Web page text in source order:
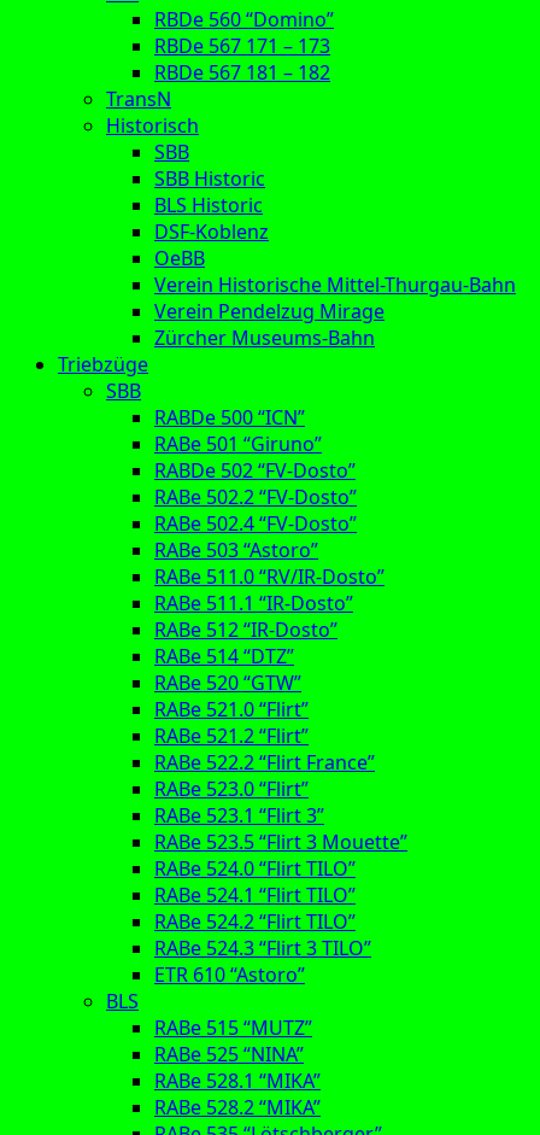
RBDe 560 “Domino”
RBDe 567 171 – 173
RBDe 567 181 – 182
TransN
Historisch
SBB
SBB Historic
BLS Historic
DSF-Koblenz
OeBB
Verein Historische Mittel-Thurgau-Bahn
Verein Pendelzug Mirage
Zürcher Museums-Bahn
Triebzüge
SBB
RABDe 500 “ICN”
RABe 501 “Giruno”
RABDe 502 “FV-Dosto”
RABe 502.2 “FV-Dosto”
RABe 502.4 “FV-Dosto”
RABe 503 “Astoro”
RABe 511.0 “RV/IR-Dosto”
RABe 511.1 “IR-Dosto”
RABe 512 “IR-Dosto”
RABe 514 “DTZ”
RABe 520 “GTW”
RABe 521.0 “Flirt”
RABe 521.2 “Flirt”
RABe 522.2 “Flirt France”
RABe 523.0 “Flirt”
RABe 523.1 “Flirt 3”
RABe 523.5 “Flirt 3 Mouette”
RABe 524.0 “Flirt TILO”
RABe 524.1 “Flirt TILO”
RABe 524.2 “Flirt TILO”
RABe 524.3 “Flirt 3 TILO”
ETR 610 “Astoro”
BLS
RABe 515 “MUTZ”
RABe 525 “NINA”
RABe 528.1 “MIKA”
RABe 528.2 “MIKA”